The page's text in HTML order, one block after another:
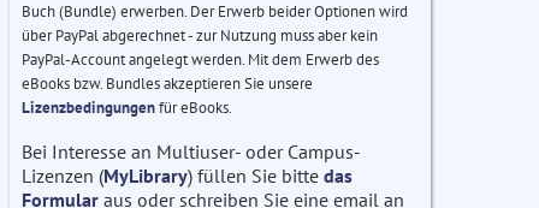
Buch (Bundle) erwerben. Der Erwerb beider Optionen wird
über PayPal abgerechnet - zur Nutzung muss aber kein
PayPal-Account angelegt werden. Mit dem Erwerb des
eBooks bzw. Bundles akzeptieren Sie unsere
Lizenzbedingungenfür eBooks.
Bei Interesse an Multiuser- oder Campus-
Lizenzen (MyLibrary) füllen Sie bitte das
Formular aus oder schreiben Sie eine email an